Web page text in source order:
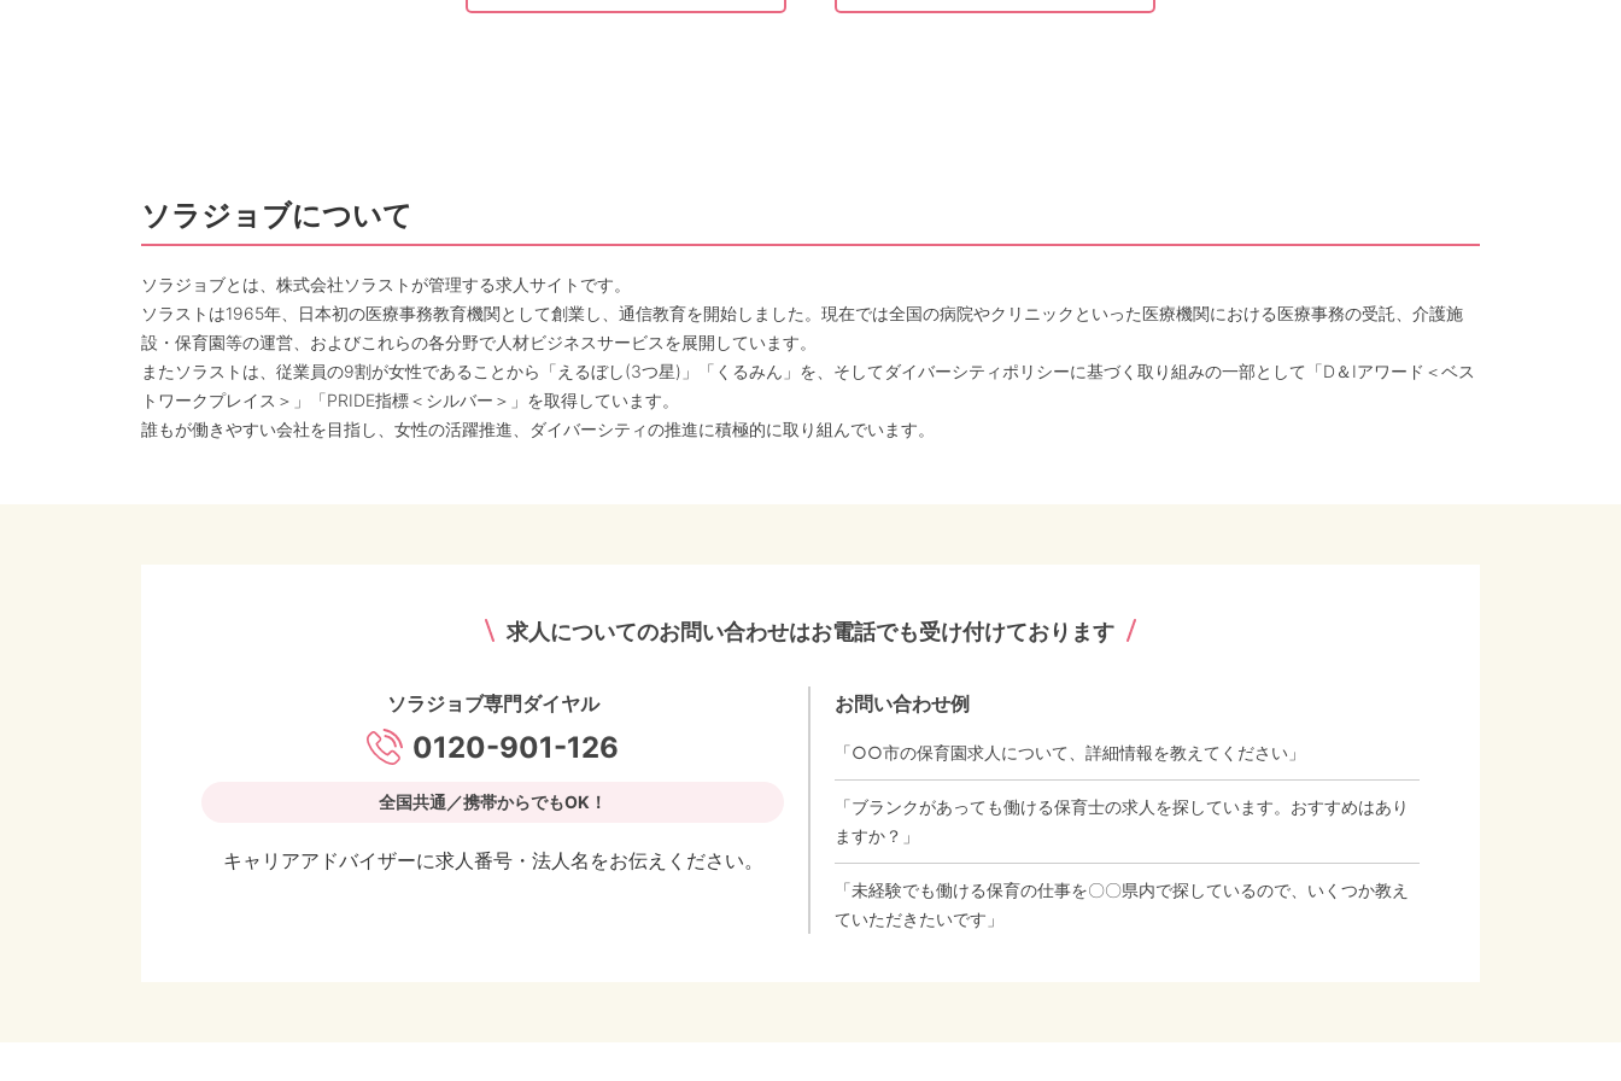
ソラジョブについて
ソラジョブとは、株式会社ソラストが管理する求人サイトです。
ソラストは1965年、日本初の医療事務教育機関として創業し、通信教育を開始しました。現在では全国の病院やクリニックといった医療機関における医療事務の受託、介護施
設・保育園等の運営、およびこれらの各分野で人材ビジネスサービスを展開しています。
またソラストは、従業員の9割が女性であることから「えるぼし(3つ星)」「くるみん」を、そしてダイバーシティポリシーに基づく取り組みの一部として「D＆Iアワード＜ベス
トワークプレイス＞」「PRIDE指標＜シルバー＞」を取得しています。
誰もが働きやすい会社を目指し、女性の活躍推進、ダイバーシティの推進に積極的に取り組んでいます。
求人についてのお問い合わせはお電話でも受け付けております
ソラジョブ専門ダイヤル
0120-901-126
全国共通／携帯からでもOK！
キャリアアドバイザーに求人番号・法人名をお伝えください。
お問い合わせ例
「○○市の保育園求人について、詳細情報を教えてください」
「ブランクがあっても働ける保育士の求人を探しています。おすすめはあり
ますか？」
「未経験でも働ける保育の仕事を〇〇県内で探しているので、いくつか教え
ていただきたいです」